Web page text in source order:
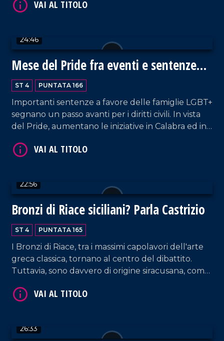
clamorosamente il passo indebolendo, nei fatti, la
24:46
Mese del Pride fra eventi e sentenze
storiche
ST 4 PUNTATA 166
Importanti sentenze a favore delle famiglie LGBT+
segnano un passo avanti per i diritti civili. In vista
del Pride, aumentano le iniziative in Calabra ed in
Presidente di Arcigay.
22:56
Bronzi di Riace siciliani? Parla Castrizio
ST 4 PUNTATA 165
I Bronzi di Riace, tra i massimi capolavori dell'arte
greca classica, tornano al centro del dibattito.
Tuttavia, sono davvero di origine siracusana, come
Argo, come afferma il professore Daniele Castrizio?
26:33
VAI AL TITOLO
VAI AL TITOLO